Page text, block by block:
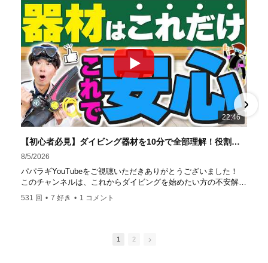
の初心者ダイビングライセンス認定実績。 常駐のプロイン
ストラクターは40名ほど。 【初心者からプロレベルま
で！】 年間ファンダイブ開催数は1,000本を超え、初心者の
方でも安心して潜れるような初心者向けツアーを毎週開催
中！ 2021年マリンダイビング大賞
「講習が上手なダ
イビングスクール」部門
「教え方がうまいインストラク
ター」部門
「国内ダイビングサービス伊豆半島エリア」
部門
「国内ダイビングガイド伊豆半島エリア」部門 4冠
達成！ ――――――――――――――――― パパラギダイ
ビングスクール 本店 神奈川県 藤沢市 南藤沢10-4
はコチラ
https://www.papalagi.co.jp/staticpages/index.php/work
22:46
【初心者必見】ダイビング器材を10分で全部理解！役割・使い方をやさしく解説
8/5/2026
パパラギYouTubeをご視聴いただきありがとうございました！
このチャンネルは、これからダイビングを始めたい方の不安解消
や悩みごとを解消するためのチャンネルです
ひとりでも多くの方に、素敵なダイビングライフを送っていただ
ダイビングのこんな情報を知りたいなどありましたらコメントを
531 回 • 7 好き • 1 コメント
1 2